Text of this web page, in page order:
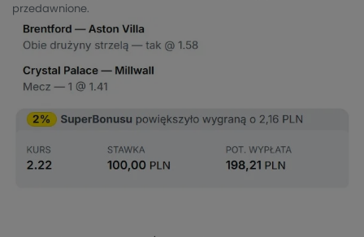
przedawnione.